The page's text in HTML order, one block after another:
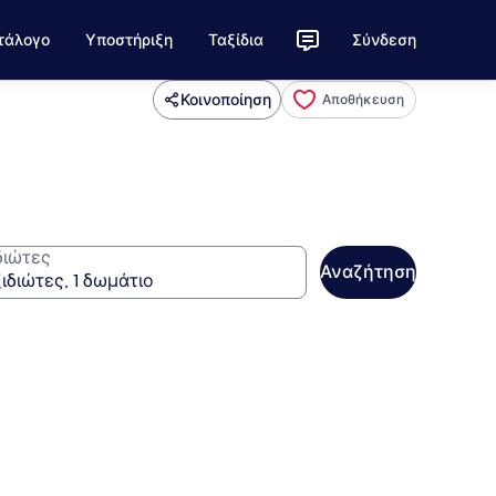
Υποστήριξη Ταξίδια Σύνδεση
Κοινοποίηση Αποθήκευση
Αναζήτηση